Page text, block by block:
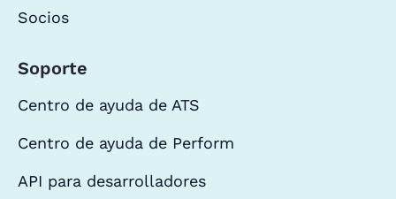
Socios
Soporte
Centro de ayuda de ATS
Centro de ayuda de Perform
API para desarrolladores